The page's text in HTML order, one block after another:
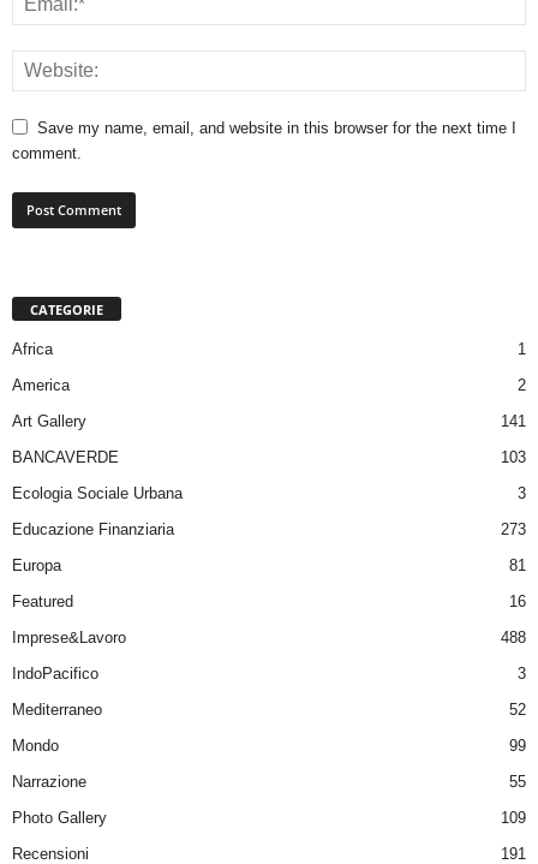
Save my name, email, and website in this browser for the next time I
comment.
CATEGORIE
Africa
1
America
2
Art Gallery
141
BANCAVERDE
103
Ecologia Sociale Urbana
3
Educazione Finanziaria
273
Europa
81
Featured
16
Imprese&Lavoro
488
IndoPacifico
3
Mediterraneo
52
Mondo
99
Narrazione
55
Photo Gallery
109
Recensioni
191